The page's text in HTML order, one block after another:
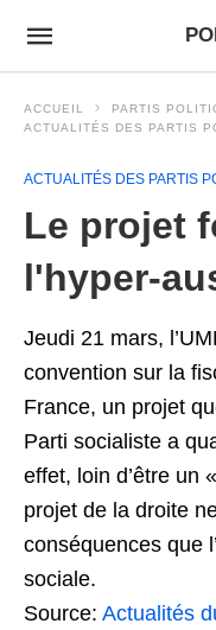
ACCUEIL
PARTIS
ACTUALITÉS DES PARTIS
ACTUALITÉS DES PARTIS
Le projet
l'hyper-
Jeudi 21 mars,
convention sur la
France, un projet
Parti socialiste a
effet, loin d’être un
projet de la droite
conséquences que
sociale.
Source: Actualités